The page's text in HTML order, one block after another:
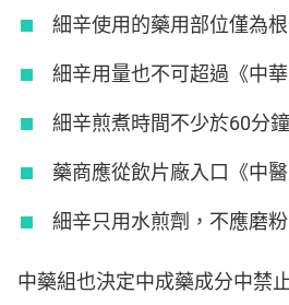
細辛使用的藥用部位僅為根
細辛用量也不可超過《中
細辛煎煮時間不少於60分鐘
藥商應從飲片廠入口《中
細辛只用水煎劑，不應磨粉
中藥組也決定中成藥成分中禁